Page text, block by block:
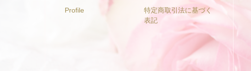
Profile
特定商取引法に基づく
表記